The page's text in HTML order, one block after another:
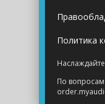
Политика
По